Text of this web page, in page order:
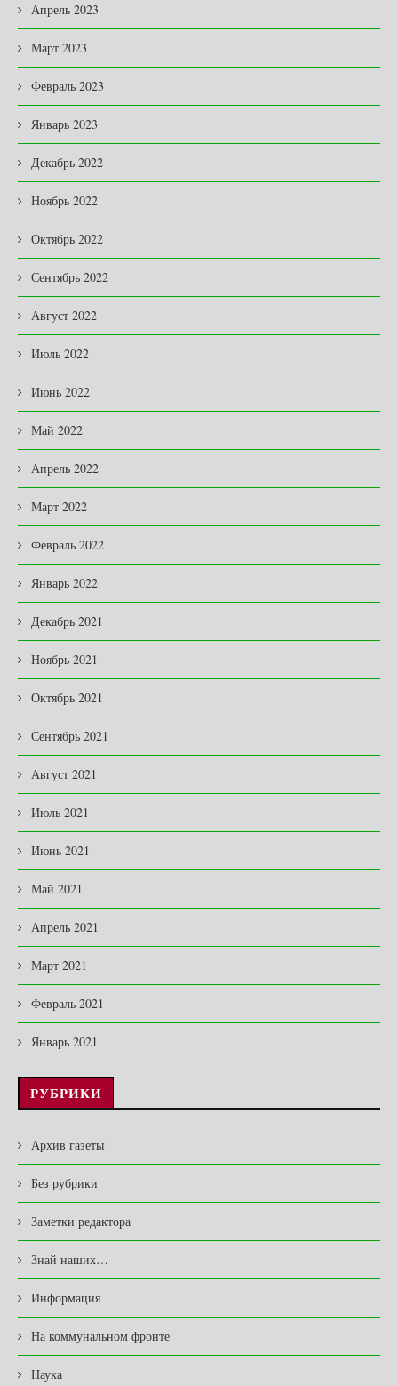
Апрель 2023
Март 2023
Февраль 2023
Январь 2023
Декабрь 2022
Ноябрь 2022
Октябрь 2022
Сентябрь 2022
Август 2022
Июль 2022
Июнь 2022
Май 2022
Апрель 2022
Март 2022
Февраль 2022
Январь 2022
Декабрь 2021
Ноябрь 2021
Октябрь 2021
Сентябрь 2021
Август 2021
Июль 2021
Июнь 2021
Май 2021
Апрель 2021
Март 2021
Февраль 2021
Январь 2021
РУБРИКИ
Архив газеты
Без рубрики
Заметки редактора
Знай наших…
Информация
На коммунальном фронте
Наука